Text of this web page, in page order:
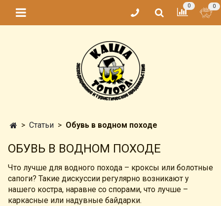
0 0
Статьи Обувь в водном походе
ОБУВЬ В ВОДНОМ ПОХОДЕ
Что лучше для водного похода – кроксы или болотные
сапоги? Такие дискуссии регулярно возникают у
нашего костра, наравне со спорами, что лучше –
каркасные или надувные байдарки.